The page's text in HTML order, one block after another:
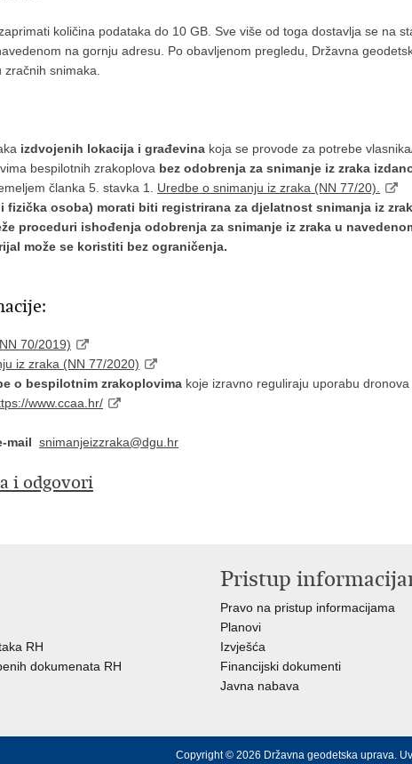
količina podataka do 10 GB. Sve više od toga dostavlja se na
na gornju adresu. Po obavljenom pregledu, Državna
snimaka.
izdvojenih lokacija i građevina koja se provode za potrebe
bespilotnih zrakoplova bez odobrenja za snimanje iz zraka
članka 5. stavka 1. Uredbe o snimanju iz zraka (NN 77/20).
fizička osoba) morati biti registrirana za djelatnost snimanja iz
proceduri ishođenja odobrenja za snimanje iz zraka u
može se koristiti bez ograničenja.
70/2019)
iz zraka (NN 77/2020)
o bespilotnim zrakoplovima koje izravno reguliraju uporabu
www.ccaa.hr/
mail snimanjeizzraka@dgu.hr
i odgovori
RH
dokumenata RH
Pristup
Pravo na pristup informacijama
Planovi
Izvješća
Financijski dokumenti
Javna nabava
Copyright © 2026 Državna geodetska uprava.